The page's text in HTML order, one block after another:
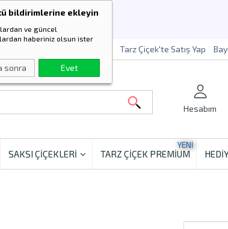
bildirimlerine ekleyin
ve güncel
haberiniz olsun ister
sonra Evet
Tarz Çiçek'te Satış Yap
Hesabım
SAKSI ÇİÇEKLERİ TARZ ÇİÇEK PREMİUM
YENİ